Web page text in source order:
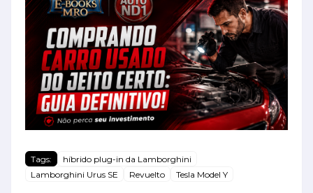
Tags:
híbrido plug-in da Lamborghini
Lamborghini Urus SE
Revuelto Tesla Model Y